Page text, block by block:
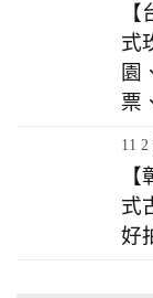
式
園
票
11 2
式
好